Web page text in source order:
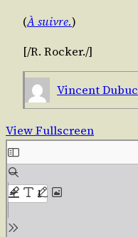
(À suivre.)
[/​R. Rocker./​]
Vincent Dubuc
View Fullscreen